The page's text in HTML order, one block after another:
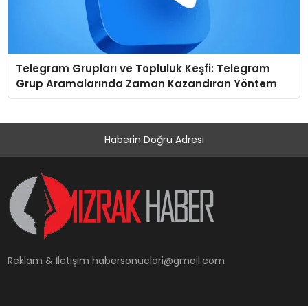
Telegram Grupları ve Topluluk Keşfi: Telegram
Grup Aramalarında Zaman Kazandıran Yöntem
Haberin Doğru Adresi
Reklam & İletişimhabersonuclari@gmail.com